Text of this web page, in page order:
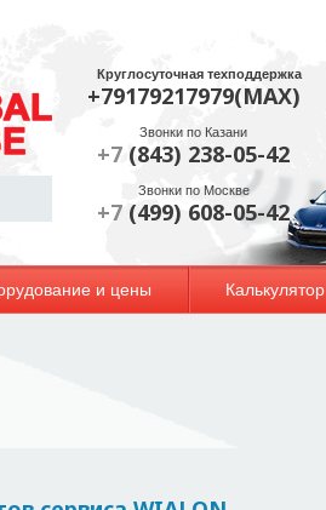
Круглосуточная техподдержка
+79179217979(МАХ)
Звонки по Казани
+7 (843) 238-05-42
Звонки по Москве
+7 (499) 608-05-42
и цены Калькулятор